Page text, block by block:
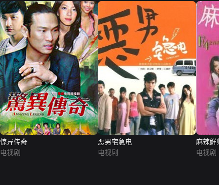
惊异传奇
电视剧
恶男宅急电
电视剧
麻辣鲜
电视剧